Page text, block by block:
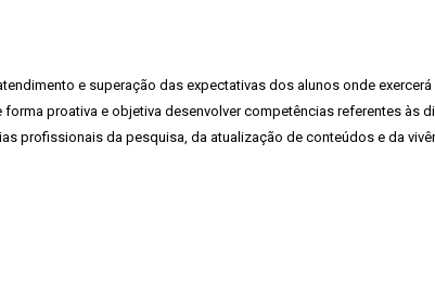
e superação das expectativas dos alunos onde
proativa e objetiva desenvolver competências referentes
profissionais da pesquisa, da atualização de conteúdos e da